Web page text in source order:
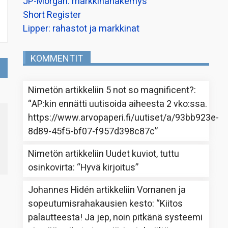
Short Register
Lipper: rahastot ja markkinat
KOMMENTIT
Nimetön artikkeliin 5 not so magnificent?:
“AP:kin ennätti uutisoida aiheesta 2 vko:ssa.
https://www.arvopaperi.fi/uutiset/a/93bb923e-
8d89-45f5-bf07-f957d398c87c”
Nimetön artikkeliin Uudet kuviot, tuttu
osinkovirta: “Hyvä kirjoitus”
Johannes Hidén artikkeliinVornanen ja
sopeutumisrahakausien kesto: “Kiitos
palautteesta! Ja jep, noin pitkänä systeemi